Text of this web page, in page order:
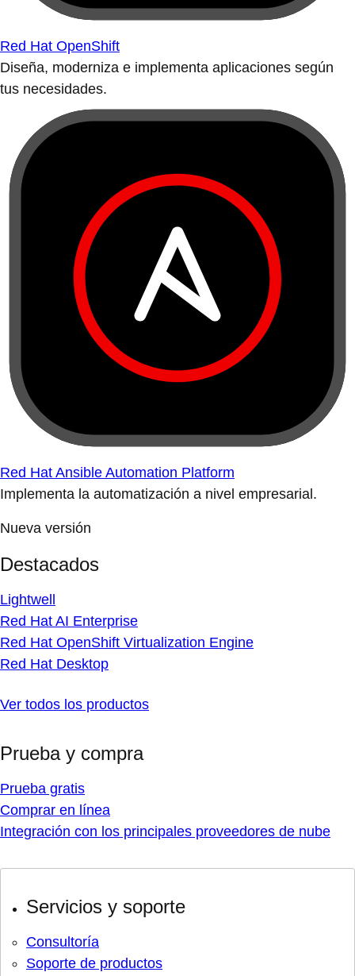
Red Hat OpenShift
Diseña, moderniza e implementa aplicaciones según
tus necesidades.
Red Hat Ansible Automation Platform
Implementa la automatización a nivel empresarial.
Nueva versión
Destacados
Lightwell
Red Hat AI Enterprise
Red Hat OpenShift Virtualization Engine
Red Hat Desktop
Ver todos los productos
Prueba y compra
Prueba gratis
Comprar en línea
Integración con los principales proveedores de nube
Servicios y soporte
Consultoría
Soporte de productos